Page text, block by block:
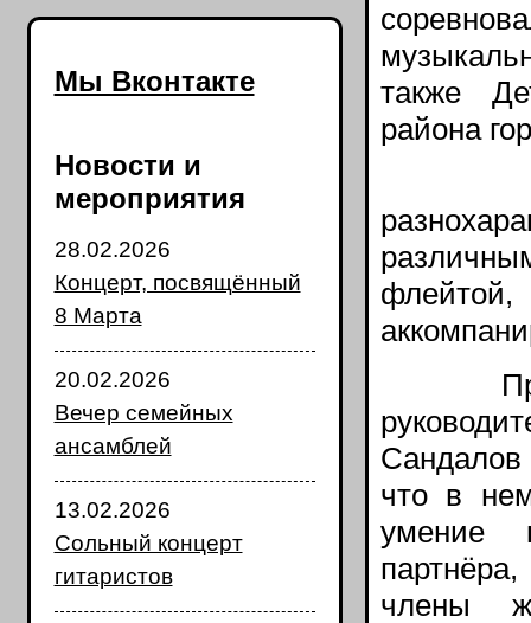
Мы Вконтакте
Новости и
мероприятия
28.02.2026
Концерт, посвящённый
8 Марта
20.02.2026
Вечер семейных
ансамблей
13.02.2026
Сольный концерт
гитаристов
также
района
Сандалов
что в
умение
члены